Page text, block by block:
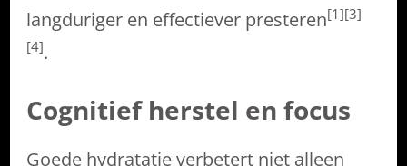
langduriger en effectiever presteren[1][3]
[4].
Cognitief herstel en focus
Goede hydratatie verbetert niet alleen